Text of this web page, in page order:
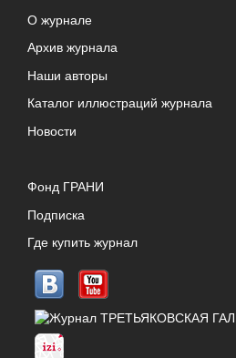
О журнале
Архив журнала
Наши авторы
Каталог иллюстраций журнала
Новости
Фонд ГРАНИ
Подписка
Где купить журнал